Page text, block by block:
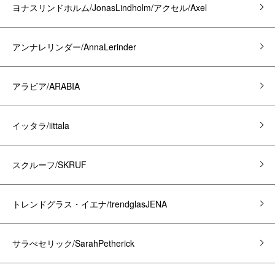
ヨナスリンドホルム/JonasLindholm/アクセル/Axel
アンナレリンダー/AnnaLerinder
アラビア/ARABIA
イッタラ/iittala
スクルーフ/SKRUF
トレンドグラス・イエナ/trendglasJENA
サラぺセリック/SarahPetherick